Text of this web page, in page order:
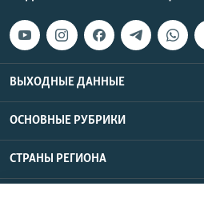
ВЫХОДНЫЕ ДАННЫЕ
ОСНОВНЫЕ РУБРИКИ
СТРАНЫ РЕГИОНА